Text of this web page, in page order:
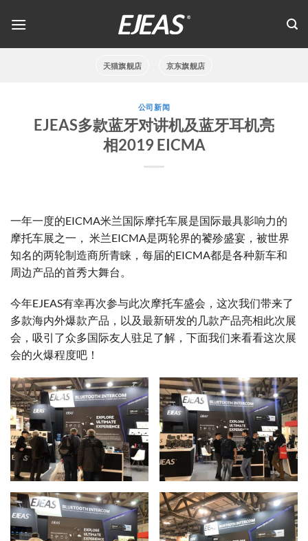
天猫旗舰店 京东旗舰店
公司新闻
EJEAS多款蓝牙对讲机及蓝牙耳机亮
相2019 EICMA
一年一度的EICMA米兰国际摩托车展是国际最具影响力的
摩托车展之一， 米兰EICMA是两轮界的饕殄盛宴，被世界
知名的两轮制造商所青睐，每届的EICMA都是各种新车和
周边产品的首秀大舞台。
今年EJEAS有幸再次参与此次摩托车盛会，这次我们带来了
多款海内外爆款产品，以及最新研发的几款产品亮相此次展
会，吸引了众多国际友人驻足了解，下面我们来看看这次展
会的火爆程度吧！